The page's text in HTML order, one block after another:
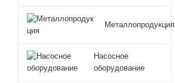
Металлопродукция
Насосное
оборудование